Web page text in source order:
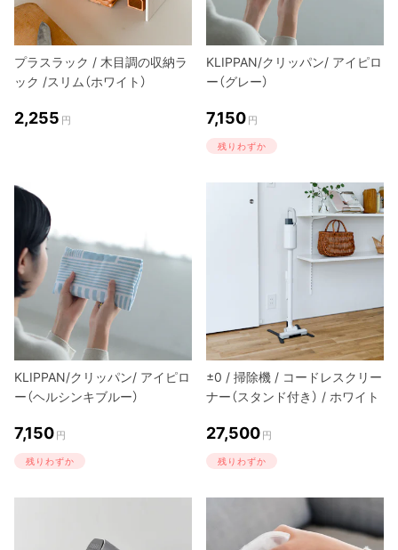
プラスラック / 木目調の収納ラ
ック /スリム（ホワイト）
2,255 円
KLIPPAN/クリッパン/ アイピロ
ー（グレー）
7,150 円
残りわずか
KLIPPAN/クリッパン/ アイピロ
ー（ヘルシンキブルー）
7,150 円
残りわずか
±0 / 掃除機 / コードレスクリー
ナー（スタンド付き） / ホワイト
27,500 円
残りわずか